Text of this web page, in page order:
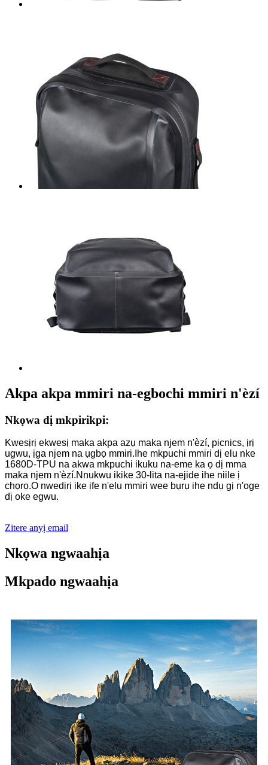
Akpa akpa mmiri na-egbochi mmiri n'èzí
Nkọwa dị mkpirikpi:
Kwesịrị ekwesị maka akpa azụ maka njem n'èzí, picnics, ịrị
ugwu, ịga njem na ụgbọ mmiri.Ihe mkpuchi mmiri dị elu nke
1680D-TPU na akwa mkpuchi ikuku na-eme ka ọ dị mma
maka njem n'èzí.Nnukwu ikike 30-lita na-ejide ihe niile ị
chọrọ.O nwedịrị ike ịfe n'elu mmiri wee bụrụ ihe ndụ gị n'oge
dị oke egwu.
Zitere anyị email
Nkọwa ngwaahịa
Mkpado ngwaahịa